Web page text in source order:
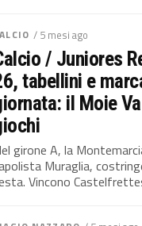
/ 5 mesi ago
/ Juniores
tabellini e
il Moie
girone A, la
Muraglia,
Vincono